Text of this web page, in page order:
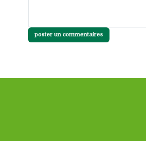
poster un commentaires